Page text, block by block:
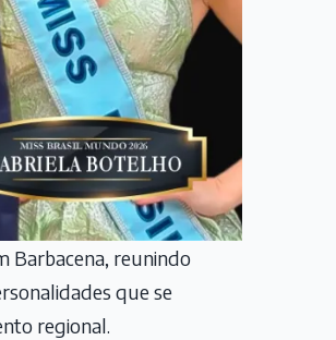
Barbacena, reunindo
que se
regional.